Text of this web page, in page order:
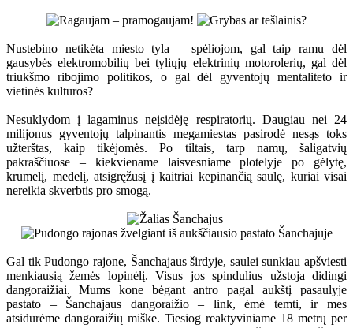
Nustebino netikėta miesto tyla – spėliojom, gal taip ramu dėl
gausybės elektromobilių bei tyliųjų elektrinių motorolerių, gal dėl
triukšmo ribojimo politikos, o gal dėl gyventojų mentaliteto ir
vietinės kultūros?
Nesuklydom į lagaminus neįsidėję respiratorių. Daugiau nei 24
milijonus gyventojų talpinantis megamiestas pasirodė nesąs toks
užterštas, kaip tikėjomės. Po tiltais, tarp namų, šaligatvių
pakraščiuose – kiekviename laisvesniame plotelyje po gėlytę,
krūmelį, medelį, atsigręžusį į kaitriai kepinančią saulę, kuriai visai
nereikia skverbtis pro smogą.
Gal tik Pudongo rajone, Šanchajaus širdyje, saulei sunkiau apšviesti
menkiausią žemės lopinėlį. Visus jos spindulius užstoja didingi
dangoraižiai. Mums kone bėgant antro pagal aukštį pasaulyje
pastato – Šanchajaus dangoraižio – link, ėmė temti, ir mes
atsidūrėme dangoraižių miške. Tiesiog reaktyviniame 18 metrų per